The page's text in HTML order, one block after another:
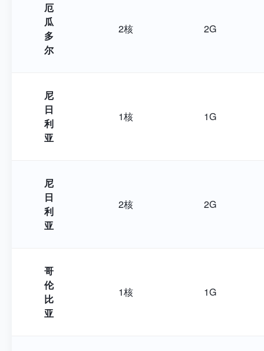
厄
瓜
多
尔
2核 2G
尼
日
利
亚
1核 1G
尼
日
利
亚
2核 2G
哥
伦
比
亚
1核 1G